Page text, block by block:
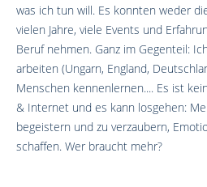
was ich tun will. Es konnten weder
vielen Jahre, viele Events und
Beruf nehmen. Ganz im Gegenteil:
arbeiten (Ungarn, England,
Menschen kennenlernen.... Es ist
& Internet und es kann losgehen:
begeistern und zu verzaubern,
schaffen. Wer braucht mehr?